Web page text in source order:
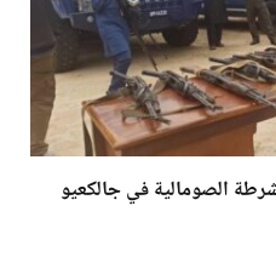
الصومالية في جالكعيو